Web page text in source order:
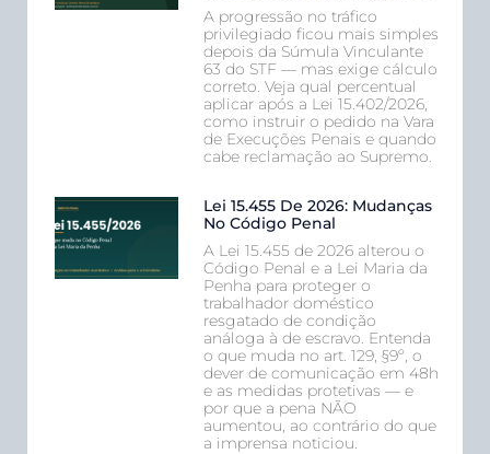
A progressão no tráfico
privilegiado ficou mais simples
depois da Súmula Vinculante
63 do STF — mas exige cálculo
correto. Veja qual percentual
aplicar após a Lei 15.402/2026,
como instruir o pedido na Vara
de Execuções Penais e quando
cabe reclamação ao Supremo.
Lei 15.455 De 2026: Mudanças
No Código Penal
A Lei 15.455 de 2026 alterou o
Código Penal e a Lei Maria da
Penha para proteger o
trabalhador doméstico
resgatado de condição
análoga à de escravo. Entenda
o que muda no art. 129, §9º, o
dever de comunicação em 48h
e as medidas protetivas — e
por que a pena NÃO
aumentou, ao contrário do que
a imprensa noticiou.